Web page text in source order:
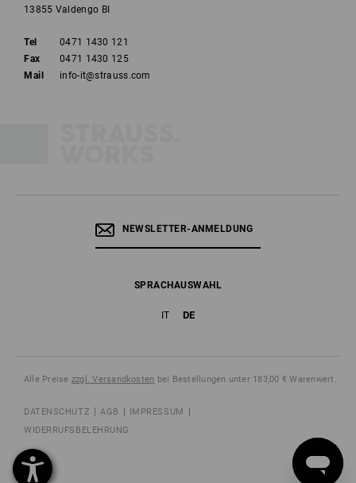
13855 Valdengo BI
Tel
0471 1430 121
Fax
0471 1430 125
Mail
info-it@strauss.com
NEWSLETTER-ANMELDUNG
SPRACHAUSWAHL
IT DE
Alle Preise zzgl. Versandkosten bei Bestellungen unter 183,00 € Warenwert.
DATENSCHUTZ AGB
IMPRESSUM
WIDERRUFSBELEHRUNG